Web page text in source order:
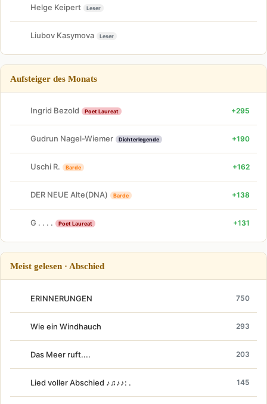
Helge Keipert Leser
Liubov Kasymova Leser
Aufsteiger des Monats
Ingrid Bezold Poet Laureat +295
Gudrun Nagel-Wiemer Dichterlegende +190
Uschi R. Barde +162
DER NEUE Alte(DNA) Barde +138
G . . . . Poet Laureat +131
Meist gelesen · Abschied
ERINNERUNGEN 750
Wie ein Windhauch 293
Das Meer ruft.... 203
Lied voller Abschied ♪♫♪♪: . 145